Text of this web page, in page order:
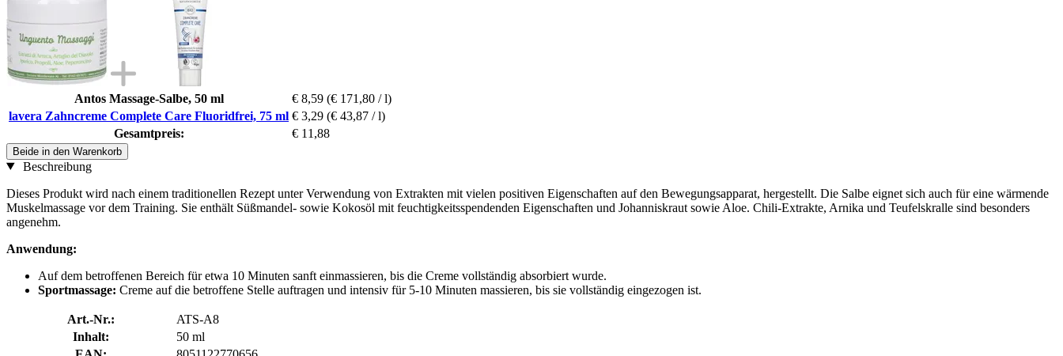
Antos Massage-Salbe, 50 ml € 8,59 (€ 171,80 / l)
lavera Zahncreme Complete Care Fluoridfrei, 75 ml € 3,29 (€ 43,87 / l)
Gesamtpreis:
€ 11,88
Beide in den Warenkorb
Beschreibung
Dieses Produkt wird nach einem traditionellen Rezept unter Verwendung von Extrakten mit vielen positiven Eigenschaften auf den Bewegungsapparat, hergestellt. Die Salbe eignet sich auch für eine wärmende
Muskelmassage vor dem Training. Sie enthält Süßmandel- sowie Kokosöl mit feuchtigkeitsspendenden Eigenschaften und Johanniskraut sowie Aloe. Chili-Extrakte, Arnika und Teufelskralle sind besonders
angenehm.
Anwendung:
Auf dem betroffenen Bereich für etwa 10 Minuten sanft einmassieren, bis die Creme vollständig absorbiert wurde.
Sportmassage: Creme auf die betroffene Stelle auftragen und intensiv für 5-10 Minuten massieren, bis sie vollständig eingezogen ist.
Art.-Nr.:
ATS-A8
Inhalt:
50 ml